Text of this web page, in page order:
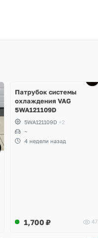
Патрубок системы
охлаждения VAG
5WA121109D
5WA121109D +2
~
4 недели назад
1,700 ₽ 47